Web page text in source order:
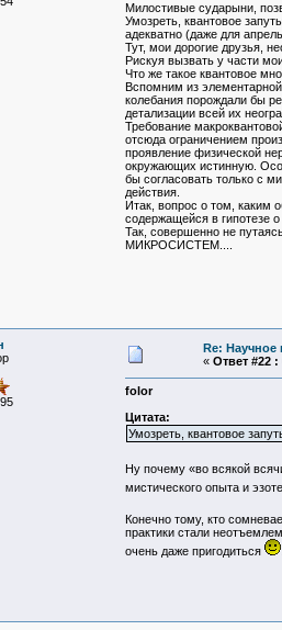
Милостивые сударыни,
Умозреть, квантовое
адекватно (даже для
Тут, мои дорогие друзья,
Рискуя вызвать у части
Что же такое квантовое
Вспомним из
колебания порождали бы
детализации всей их
Требование
отсюда ограничением
проявление физической
окружающих истинную.
бы согласовать только с
действия.
Итак, вопрос о том, каким
содержащейся в гипотезе
Так, совершенно не
МИКРОСИСТЕМ....
Re: Научное
« Ответ #22 :
folor
Цитата:
Умозреть, квантовое
Ну почему «во всякой
мистического опыта и
Конечно тому, кто
практики стали
очень даже пригодиться
.